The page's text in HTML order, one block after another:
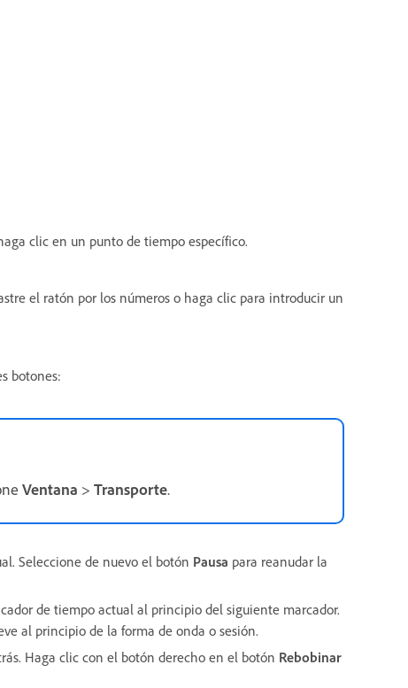
clic en un punto de tiempo específico.
el ratón por los números o haga clic para introducir un
botones:
Ventana > Transporte.
Seleccione de nuevo el botón Pausa para reanudar la
de tiempo actual al principio del siguiente marcador.
al principio de la forma de onda o sesión.
Haga clic con el botón derecho en el botón Rebobinar